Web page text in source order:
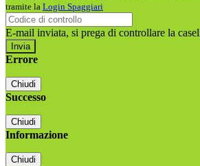
tramite la Login Spaggiari
E-mail inviata, si prega di controllare la
Errore
Chiudi
Successo
Chiudi
Informazione
Chiudi